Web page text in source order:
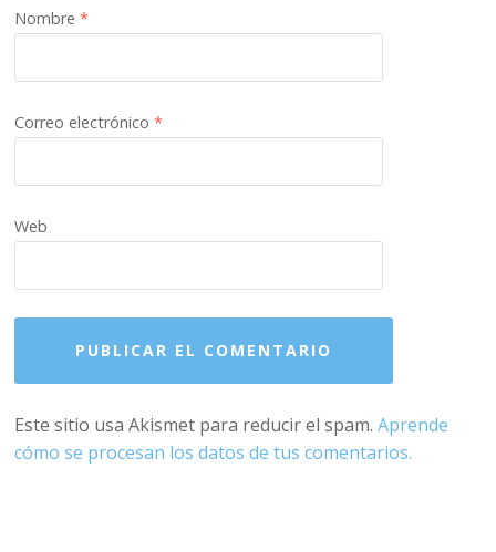
Nombre*
Correo electrónico*
Web
Este sitio usa Akismet para reducir el spam.Aprende
cómo se procesan los datos de tus comentarios.